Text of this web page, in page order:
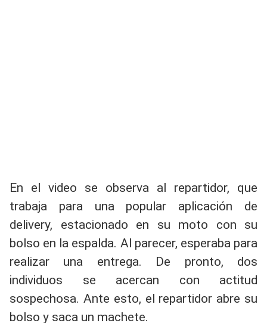
En el video se observa al repartidor, que
trabaja para una popular aplicación de
delivery, estacionado en su moto con su
bolso en la espalda. Al parecer, esperaba para
realizar una entrega. De pronto, dos
individuos se acercan con actitud
sospechosa. Ante esto, el repartidor abre su
bolso y saca un machete.